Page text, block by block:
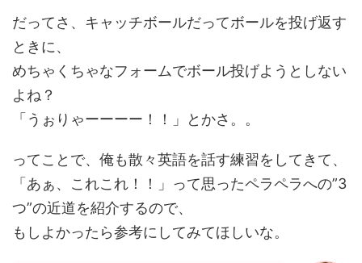
だってさ、キャッチボールだってボールを投げ返す
ときに、
めちゃくちゃなフォームでボール投げようとしない
よね？
「うぉりゃーーーー！！」とかさ。。
ってことで、俺も散々英語を話す練習をしてきて、
「あぁ、これこれ！！」って思ったペラペラへの”3
つ”の近道を紹介するので、
もしよかったら参考にしてみてほしいな。